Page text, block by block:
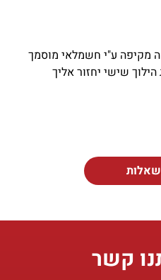
מקיפה ע"י חשמלאי מוסמך
שישי יחזור אליך
קשר